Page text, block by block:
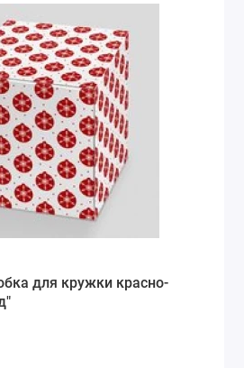
для кружки красно-